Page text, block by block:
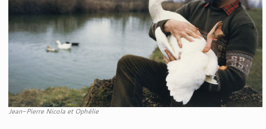
Jean-Pierre Nicola et Ophélie